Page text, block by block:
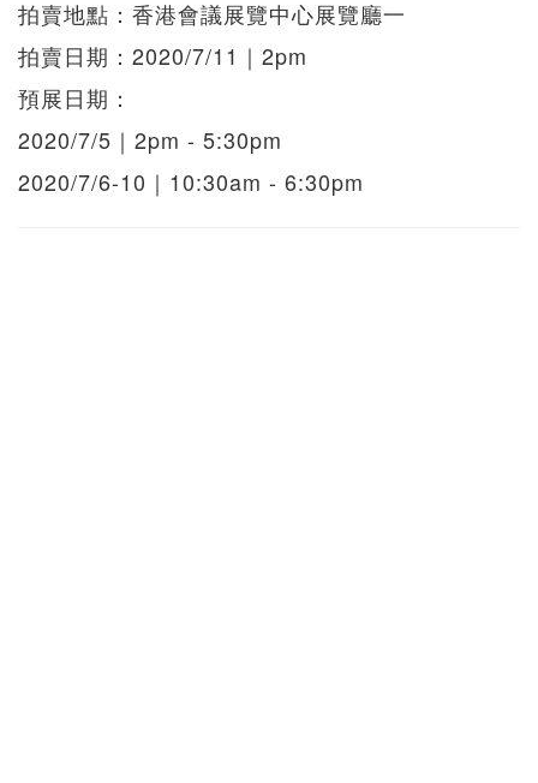
拍賣地點：香港會議展覽中心展覽廳一
拍賣日期：2020/7/11｜2pm
預展日期：
2020/7/5｜2pm - 5:30pm
2020/7/6-10｜10:30am - 6:30pm